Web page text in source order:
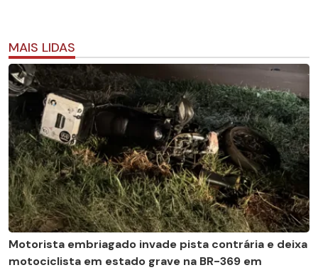
MAIS LIDAS
Motorista embriagado invade pista contrária e deixa
motociclista em estado grave na BR-369 em